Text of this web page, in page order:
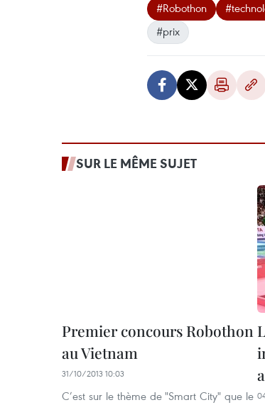
#Robothon
#prix
SUR LE MÊME SUJET
Premier concours Robothon
au Vietnam
31/10/2013 10:03
C’est sur le thème de "Smart City" que le